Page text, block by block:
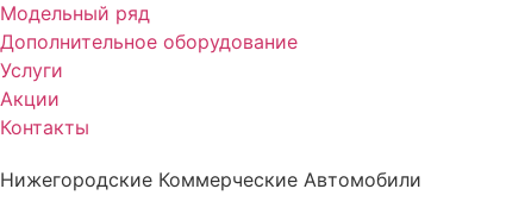
Модельный ряд
Дополнительное оборудование
Услуги
Акции
Контакты
Нижегородские Коммерческие Автомобили